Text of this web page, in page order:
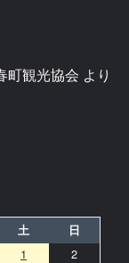
町観光協会 より
土 日
1
2